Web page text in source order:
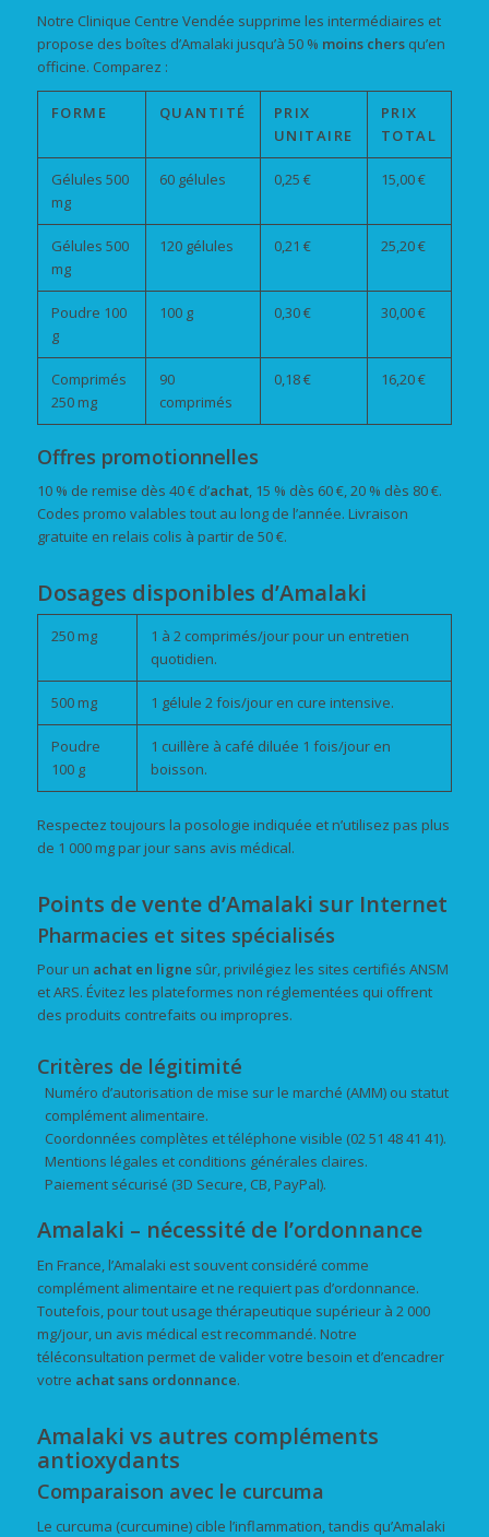
Notre Clinique Centre Vendée supprime les intermédiaires et
propose des boîtes d’Amalaki jusqu’à 50 % moins chersqu’en
officine. Comparez :
FORME QUANTITÉ
PRIX
UNITAIRE
PRIX
TOTAL
Gélules 500
mg
60 gélules 0,25 € 15,00 €
Gélules 500
mg
120 gélules 0,21 € 25,20 €
Poudre 100
g
100 g 0,30 € 30,00 €
Comprimés
250 mg
90
comprimés
0,18 € 16,20 €
Offres promotionnelles
10 % de remise dès 40 € d’achat, 15 % dès 60 €, 20 % dès 80 €.
Codes promo valables tout au long de l’année. Livraison
gratuite en relais colis à partir de 50 €.
Dosages disponibles d’Amalaki
250 mg
1 à 2 comprimés/jour pour un entretien
quotidien.
500 mg 1 gélule 2 fois/jour en cure intensive.
Poudre
100 g
1 cuillère à café diluée 1 fois/jour en
boisson.
Respectez toujours la posologie indiquée et n’utilisez pas plus
de 1 000 mg par jour sans avis médical.
Points de vente d’Amalaki sur Internet
Pharmacies et sites spécialisés
Pour un achat en ligne sûr, privilégiez les sites certifiés ANSM
et ARS. Évitez les plateformes non réglementées qui offrent
des produits contrefaits ou impropres.
Critères de légitimité
Numéro d’autorisation de mise sur le marché (AMM) ou statut
complément alimentaire.
Coordonnées complètes et téléphone visible (02 51 48 41 41).
Mentions légales et conditions générales claires.
Paiement sécurisé (3D Secure, CB, PayPal).
Amalaki – nécessité de l’ordonnance
En France, l’Amalaki est souvent considéré comme
complément alimentaire et ne requiert pas d’ordonnance.
Toutefois, pour tout usage thérapeutique supérieur à 2 000
mg/jour, un avis médical est recommandé. Notre
téléconsultation permet de valider votre besoin et d’encadrer
votre achatsans ordonnance.
Amalaki vs autres compléments
antioxydants
Comparaison avec le curcuma
Le curcuma (curcumine) cible l’inflammation, tandis qu’Amalaki